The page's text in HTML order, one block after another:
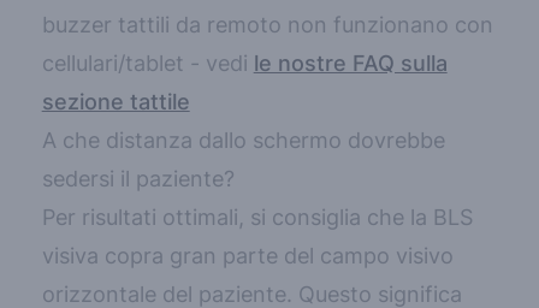
buzzer tattili da remoto non funzionano con
cellulari/tablet - vedi le nostre FAQ sulla
sezione tattile
A che distanza dallo schermo dovrebbe
sedersi il paziente?
Per risultati ottimali, si consiglia che la BLS
visiva copra gran parte del campo visivo
orizzontale del paziente. Questo significa